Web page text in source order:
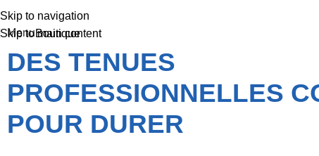
Skip to navigation
Skip to main content
MenuBoutique
DES TENUES
PROFESSIONNELLES
POUR DURER